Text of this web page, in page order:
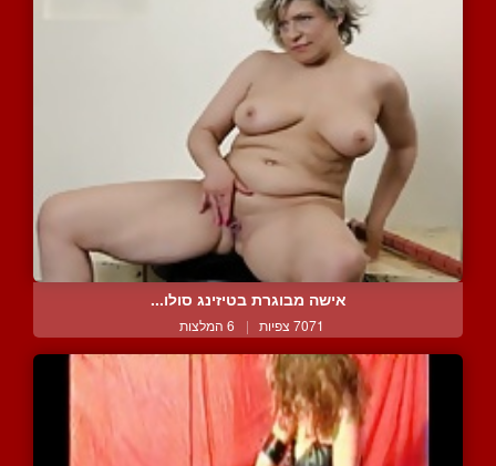
אישה מבוגרת בטיזינג סולו...
7071 צפיות | 6 המלצות